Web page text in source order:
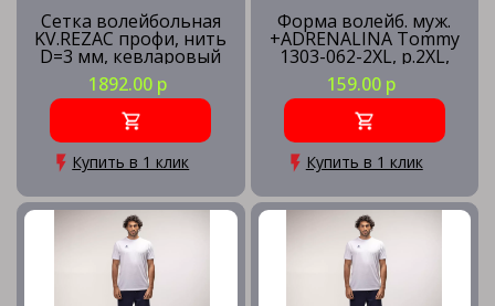
Сетка волейбольная
KV.REZAC профи, нить
D=3 мм, кевларовый
трос
1892.00 р
Купить в 1 клик
Форма волейб. муж.
+ADRENALINA Tommy
1303-062-2XL, р.2XL,
100% полиэстер,
красно-синий
159.00 р
Купить в 1 клик